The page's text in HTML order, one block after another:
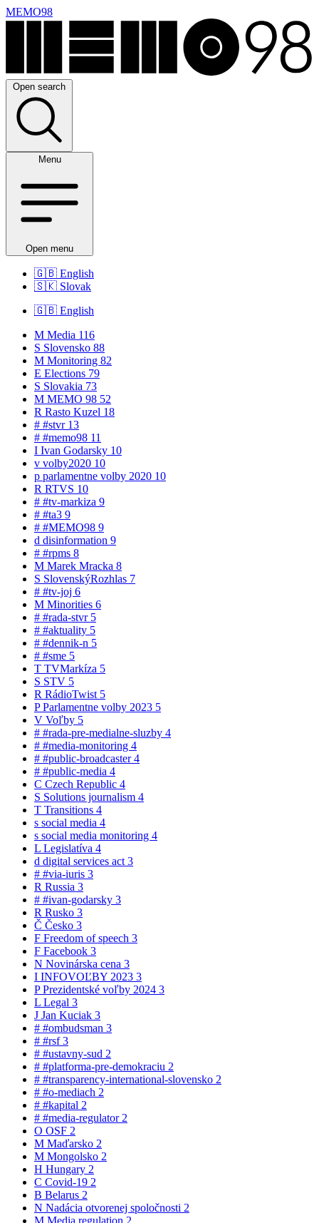
MEMO98
Open search
Menu
Open menu
🇬🇧 English
🇸🇰 Slovak
🇬🇧 English
M Media 116
S Slovensko 88
M Monitoring 82
E Elections 79
S Slovakia 73
M MEMO 98 52
R Rasto Kuzel 18
# #stvr 13
# #memo98 11
I Ivan Godarsky 10
v volby2020 10
p parlamentne volby 2020 10
R RTVS 10
# #tv-markiza 9
# #ta3 9
# #MEMO98 9
d disinformation 9
# #rpms 8
M Marek Mracka 8
S SlovenskýRozhlas 7
# #tv-joj 6
M Minorities 6
# #rada-stvr 5
# #aktuality 5
# #dennik-n 5
# #sme 5
T TVMarkíza 5
S STV 5
R RádioTwist 5
PParlamentne volby 2023 5
V Voľby 5
# #rada-pre-medialne-sluzby 4
# #media-monitoring 4
# #public-broadcaster4
# #public-media 4
C Czech Republic 4
S Solutions journalism 4
T Transitions 4
s social media 4
s social media monitoring 4
L Legislatíva 4
d digital services act 3
# #via-iuris 3
R Russia 3
# #ivan-godarsky 3
R Rusko 3
Č Česko 3
F Freedom of speech 3
F Facebook 3
N Novinárska cena 3
I INFOVOĽBY 2023 3
PPrezidentské voľby 2024 3
L Legal 3
J Jan Kuciak 3
# #ombudsman 3
# #rsf3
# #ustavny-sud 2
# #platforma-pre-demokraciu 2
# #transparency-international-slovensko 2
# #o-mediach 2
# #kapital 2
# #media-regulator 2
O OSF 2
M Maďarsko 2
M Mongolsko 2
H Hungary 2
C Covid-19 2
B Belarus 2
N Nadácia otvorenej spoločnosti 2
M Media regulation 2